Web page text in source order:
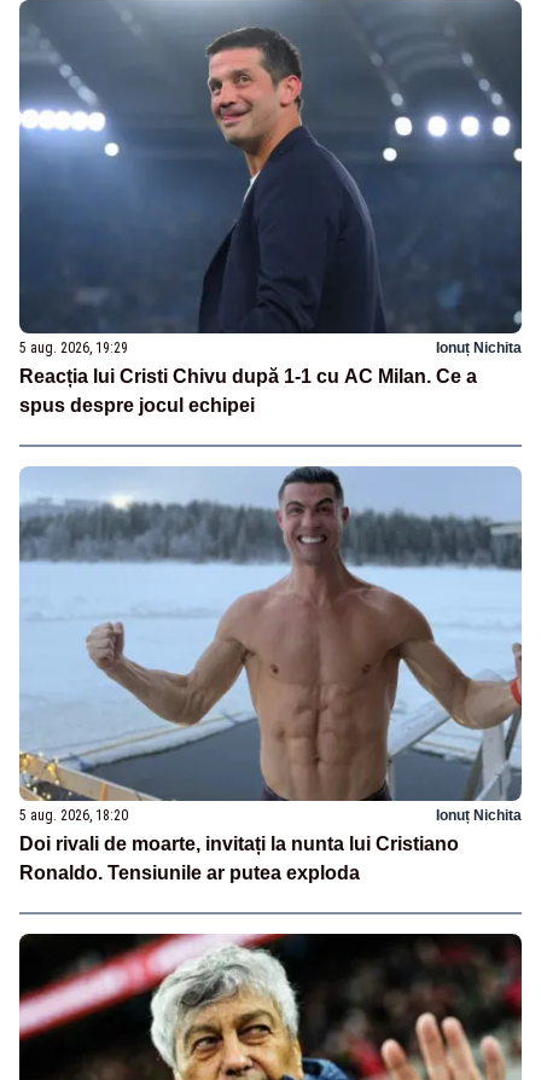
5 aug. 2026, 19:29 Ionuț Nichita
Reacția lui Cristi Chivu după 1-1 cu AC Milan. Ce a
spus despre jocul echipei
5 aug. 2026, 18:20 Ionuț Nichita
Doi rivali de moarte, invitați la nunta lui Cristiano
Ronaldo. Tensiunile ar putea exploda